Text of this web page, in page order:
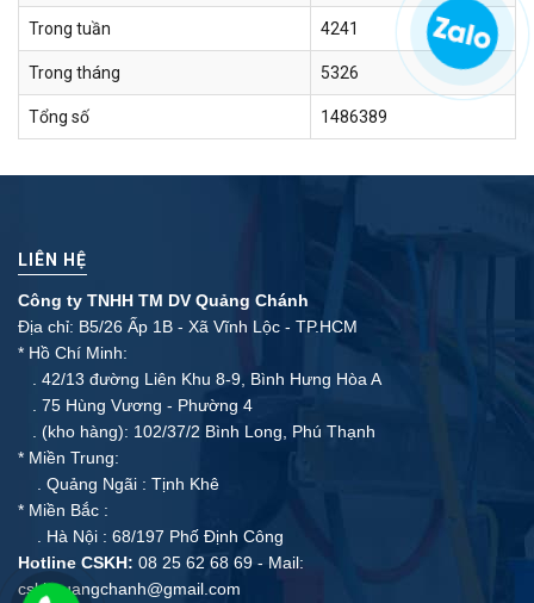
Trong tuần 4241
Trong tháng 5326
Tổng số 1486389
LIÊN HỆ
Công ty TNHH TM DV Quảng Chánh
Địa chỉ: B5/26 Ấp 1B - Xã Vĩnh Lộc - TP.HCM
* Hồ Chí Minh:
. 42/13 đường Liên Khu 8-9, Bình Hưng Hòa A
. 75 Hùng Vương - Phường 4
. (kho hàng): 102/37/2 Bình Long, Phú Thạnh
* Miền Trung:
. Quảng Ngãi : Tịnh Khê
* Miền Bắc :
. Hà Nội : 68/197 Phố Định Công
Hotline CSKH: 08 25 62 68 69 - Mail:
cskhquangchanh@gmail.com